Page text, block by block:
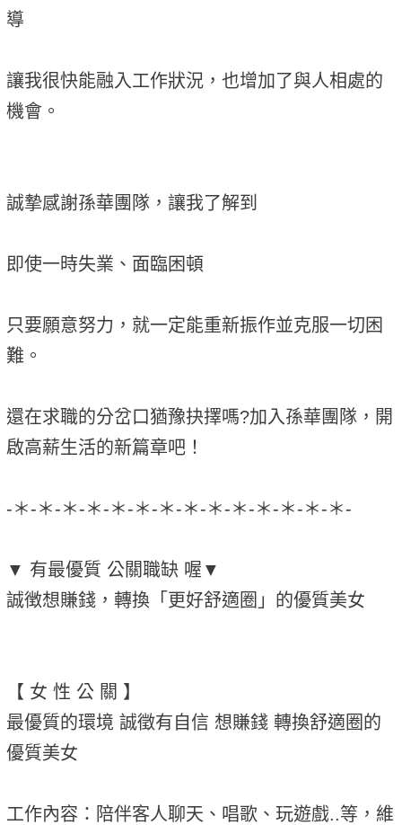
導
讓我很快能融入工作狀況，也增加了與人相處的
機會。
誠摯感謝孫華團隊，讓我了解到
即使一時失業、面臨困頓
只要願意努力，就一定能重新振作並克服一切困
難。
還在求職的分岔口猶豫抉擇嗎?加入孫華團隊，開
啟高薪生活的新篇章吧！
-＊-＊-＊-＊-＊-＊-＊-＊-＊-＊-＊-＊-＊-＊-
▼ 有最優質 公關職缺 喔▼
誠徴想賺錢，轉換「更好舒適圈」的優質美女
【 女 性 公 關 】
最優質的環境 誠徵有自信 想賺錢 轉換舒適圈的
優質美女
工作內容：陪伴客人聊天、唱歌、玩遊戲..等，維